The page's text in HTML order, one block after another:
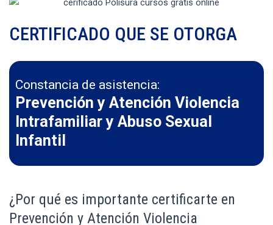
CERTIFICADO QUE SE OTORGA
Constancia de asistencia:
Prevención y Atención Violencia
Intrafamiliar y Abuso Sexual
Infantil
¿Por qué es importante certificarte en
Prevención y Atención Violencia